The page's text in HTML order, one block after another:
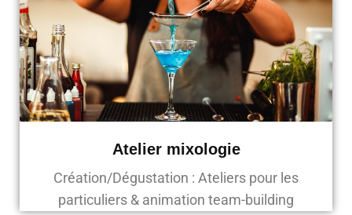
Atelier mixologie
Création/Dégustation : Ateliers pour les
particuliers & animation team-building